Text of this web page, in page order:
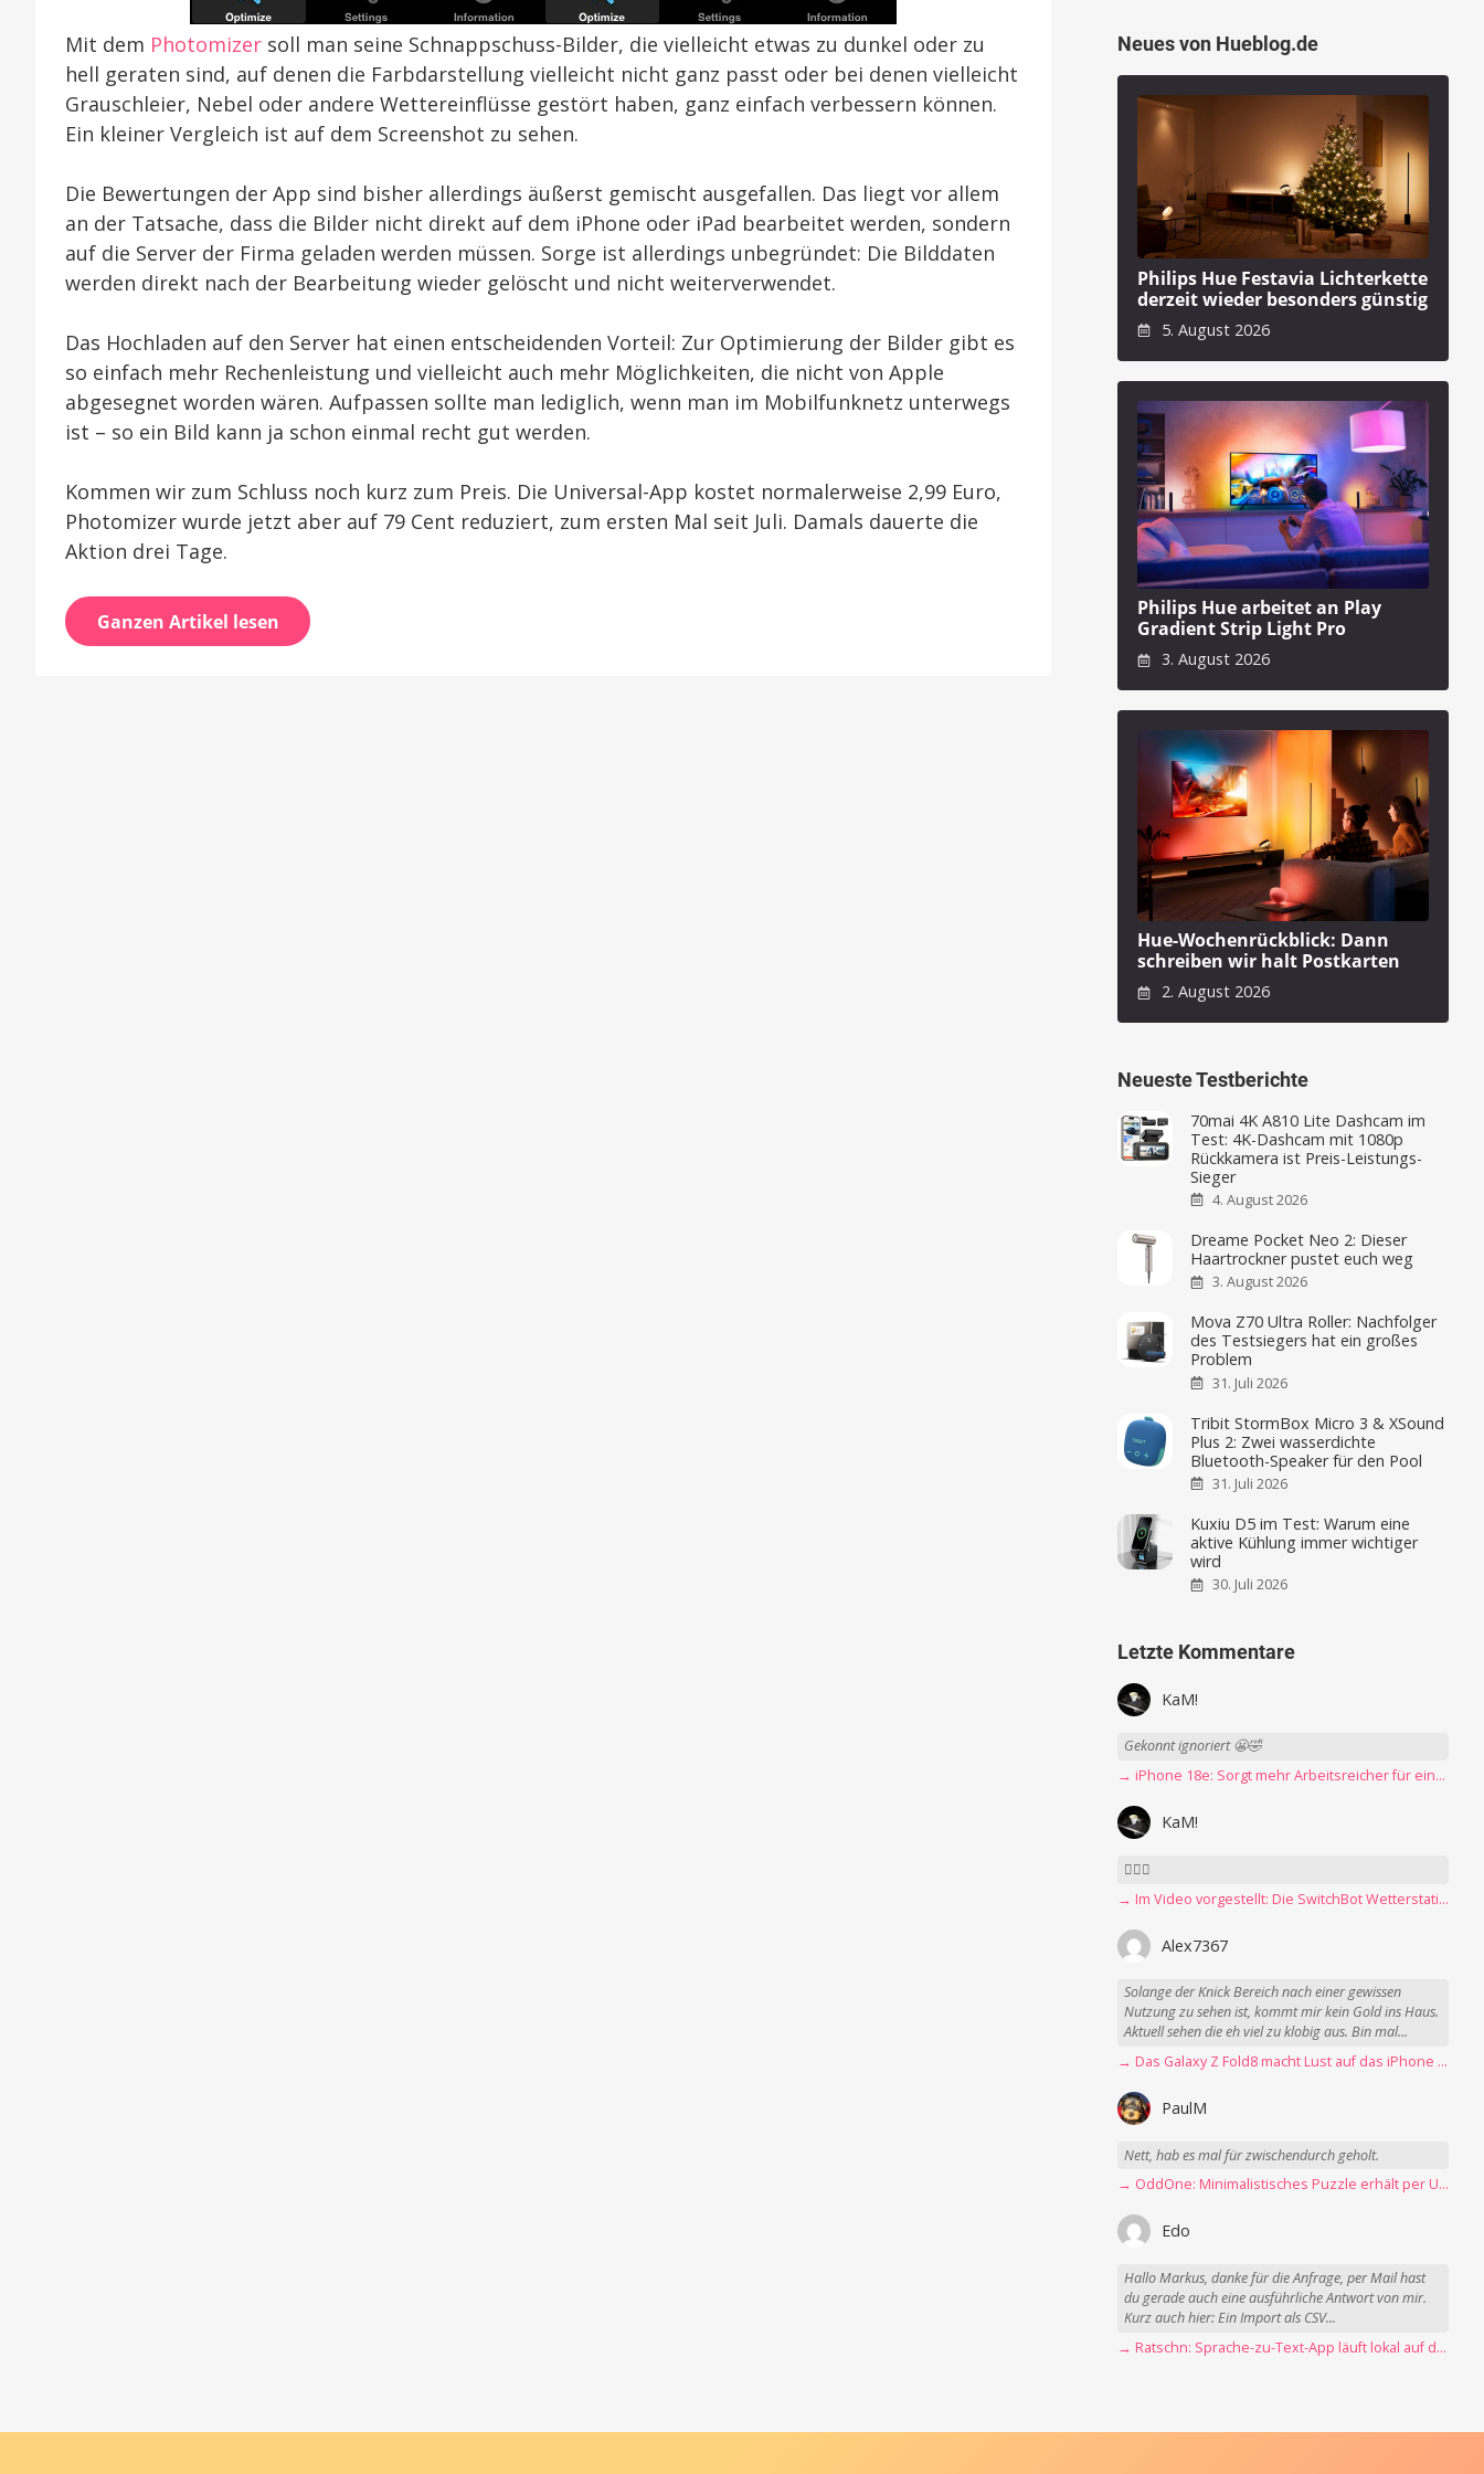
Mit dem Photomizer soll man seine Schnappschuss-Bilder, die vielleicht etwas zu dunkel oder zu
hell geraten sind, auf denen die Farbdarstellung vielleicht nicht ganz passt oder bei denen vielleicht
Grauschleier, Nebel oder andere Wettereinflüsse gestört haben, ganz einfach verbessern können.
Ein kleiner Vergleich ist auf dem Screenshot zu sehen.
Die Bewertungen der App sind bisher allerdings äußerst gemischt ausgefallen. Das liegt vor allem
an der Tatsache, dass die Bilder nicht direkt auf dem iPhone oder iPad bearbeitet werden, sondern
auf die Server der Firma geladen werden müssen. Sorge ist allerdings unbegründet: Die Bilddaten
werden direkt nach der Bearbeitung wieder gelöscht und nicht weiterverwendet.
Das Hochladen auf den Server hat einen entscheidenden Vorteil: Zur Optimierung der Bilder gibt es
so einfach mehr Rechenleistung und vielleicht auch mehr Möglichkeiten, die nicht von Apple
abgesegnet worden wären. Aufpassen sollte man lediglich, wenn man im Mobilfunknetz unterwegs
ist – so ein Bild kann ja schon einmal recht gut werden.
Kommen wir zum Schluss noch kurz zum Preis. Die Universal-App kostet normalerweise 2,99 Euro,
Photomizer wurde jetzt aber auf 79 Cent reduziert, zum ersten Mal seit Juli. Damals dauerte die
Aktion drei Tage.
Ganzen Artikel lesen
Neues von Hueblog.de
Philips Hue Festavia Lichterkette
derzeit wieder besonders günstig
5. August 2026
Philips Hue arbeitet an Play
Gradient Strip Light Pro
3. August 2026
Hue-Wochenrückblick: Dann
schreiben wir halt Postkarten
2. August 2026
Neueste Testberichte
70mai 4K A810 Lite Dashcam im
Test: 4K-Dashcam mit 1080p
Rückkamera ist Preis-Leistungs-
Sieger
4. August 2026
Dreame Pocket Neo 2: Dieser
Haartrockner pustet euch weg
3. August 2026
Mova Z70 Ultra Roller: Nachfolger
des Testsiegers hat ein großes
Problem
31. Juli 2026
Tribit StormBox Micro 3 & XSound
Plus 2: Zwei wasserdichte
Bluetooth-Speaker für den Pool
31. Juli 2026
Kuxiu D5 im Test: Warum eine
aktive Kühlung immer wichtiger
wird
30. Juli 2026
Letzte Kommentare
KaM!
Gekonnt ignoriert 😬🤣
→ iPhone 18e: Sorgt mehr Arbeitsreicher für eine Preiserhöhung?
KaM!
👍🏻🤣
→ Im Video vorgestellt: Die SwitchBot Wetterstation mit E-Ink-Display
Alex7367
Solange der Knick Bereich nach einer gewissen
Nutzung zu sehen ist, kommt mir kein Gold ins Haus.
Aktuell sehen die eh viel zu klobig aus. Bin mal...
→ Das Galaxy Z Fold8 macht Lust auf das iPhone Ultra
PaulM
Nett, hab es mal für zwischendurch geholt.
→ OddOne: Minimalistisches Puzzle erhält per Update 150 neue Level
Edo
Hallo Markus, danke für die Anfrage, per Mail hast
du gerade auch eine ausführliche Antwort von mir.
Kurz auch hier: Ein Import als CSV...
→ Ratschn: Sprache-zu-Text-App läuft lokal auf dem Mac